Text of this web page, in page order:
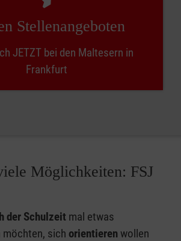
Stellenangeboten
JETZT bei den Maltesern in
Frankfurt
Möglichkeiten: FSJ
der Schulzeit mal etwas
sich orientierenwollen